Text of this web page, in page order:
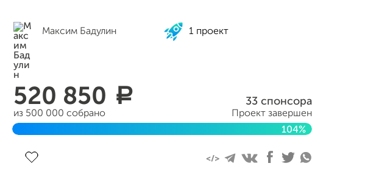
Максим Бадулин 1 проект
520 850 a
из 500 000 собрано
33 спонсора
Проект завершен
104%